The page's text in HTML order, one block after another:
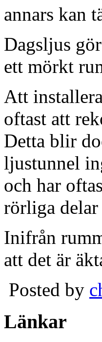
annars kan
Dagsljus
ett mörkt
Att
oftast att
Detta blir
ljustunnel
och har
rörliga
Inifrån
att det är
Posted by
Länkar